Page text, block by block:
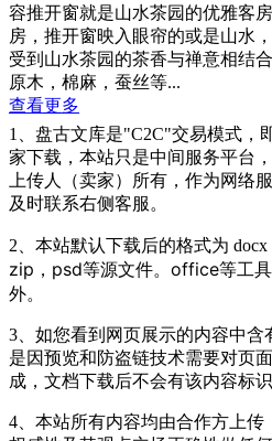
容推开窗就是山水茶园的优雅客
房，推开窗映入眼帘的或是山水
受到山水茶园的茶香与禅意相结
原木，棉麻，蚕丝等...
查看更多
1、盘古文库是"C2C"交易模式，
家下载，本站只是中间服务平台
上传人（卖家）所有，作为网络
及时联系右侧客服。
2、本站默认下载后的格式为 docx
zip ， psd等源文件。office等工具
外。
3、如您看到网页展示的内容中含
是因预览和防盗链技术需要对页
成，文档下载后不会有该内容标
4、本站所有内容均由合作方上传